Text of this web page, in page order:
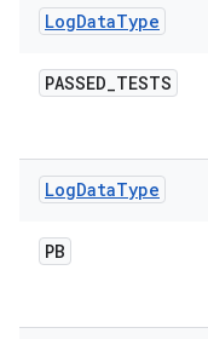
LogDataType
PASSED_TESTS
LogDataType
PB